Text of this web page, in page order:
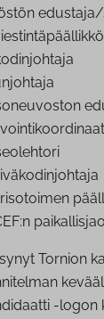
Tornion
-logon